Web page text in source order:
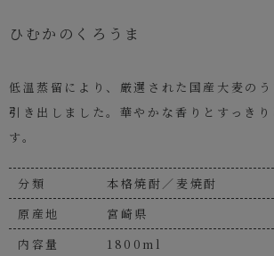
ひむかのくろうま
低温蒸留により、厳選された国産大麦の
引き出しました。華やかな香りとすっき
す。
分類
本格焼酎／麦焼酎
原産地
宮崎県
内容量
1800ml